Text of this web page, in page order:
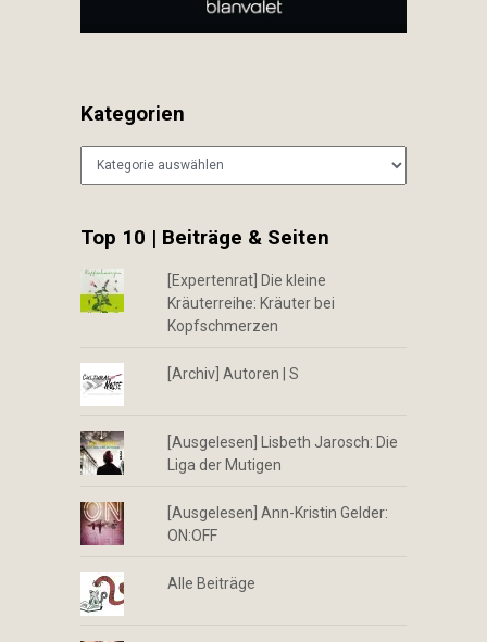
Kategorien
Kategorien
Top 10 | Beiträge & Seiten
[Expertenrat] Die kleine
Kräuterreihe: Kräuter bei
Kopfschmerzen
[Archiv] Autoren | S
[Ausgelesen] Lisbeth Jarosch: Die
Liga der Mutigen
[Ausgelesen] Ann-Kristin Gelder:
ON:OFF
Alle Beiträge